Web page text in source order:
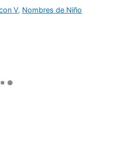
V, Nombres de Niño